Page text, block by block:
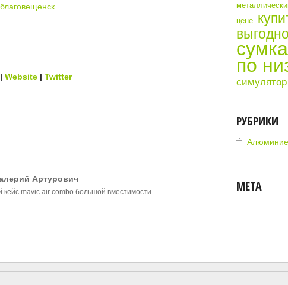
|Website |Twitter
Артурович
кейс mavic air combo большой вместимости
цене
по
РУБРИКИ
МЕТА